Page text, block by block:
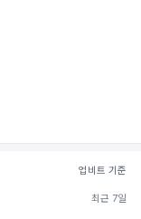
업비트 기준
최근 7일